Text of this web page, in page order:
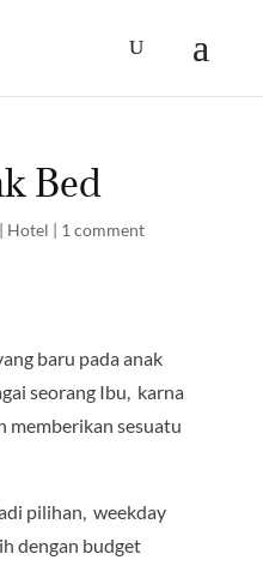
Bed
Hotel | 1 comment
baru pada anak
seorang Ibu, karna
memberikan sesuatu
pilihan, weekday
dengan budget